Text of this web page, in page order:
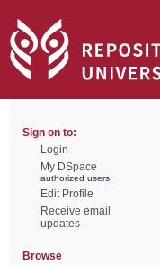
Sign on to:
Login
My DSpace
authorized users
Edit Profile
Receive email
updates
Browse